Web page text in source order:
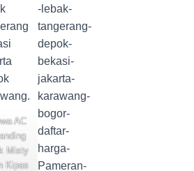
AC
Misty
Kipas